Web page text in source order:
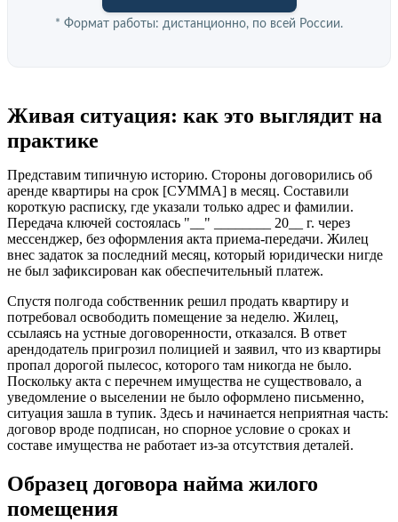
* Формат работы: дистанционно, по всей России.
Живая ситуация: как это выглядит на
практике
Представим типичную историю. Стороны договорились об
аренде квартиры на срок [СУММА] в месяц. Составили
короткую расписку, где указали только адрес и фамилии.
Передача ключей состоялась "__" ________ 20__ г. через
мессенджер, без оформления акта приема-передачи. Жилец
внес задаток за последний месяц, который юридически нигде
не был зафиксирован как обеспечительный платеж.
Спустя полгода собственник решил продать квартиру и
потребовал освободить помещение за неделю. Жилец,
ссылаясь на устные договоренности, отказался. В ответ
арендодатель пригрозил полицией и заявил, что из квартиры
пропал дорогой пылесос, которого там никогда не было.
Поскольку акта с перечнем имущества не существовало, а
уведомление о выселении не было оформлено письменно,
ситуация зашла в тупик. Здесь и начинается неприятная часть:
договор вроде подписан, но спорное условие о сроках и
составе имущества не работает из-за отсутствия деталей.
Образец договора найма жилого
помещения